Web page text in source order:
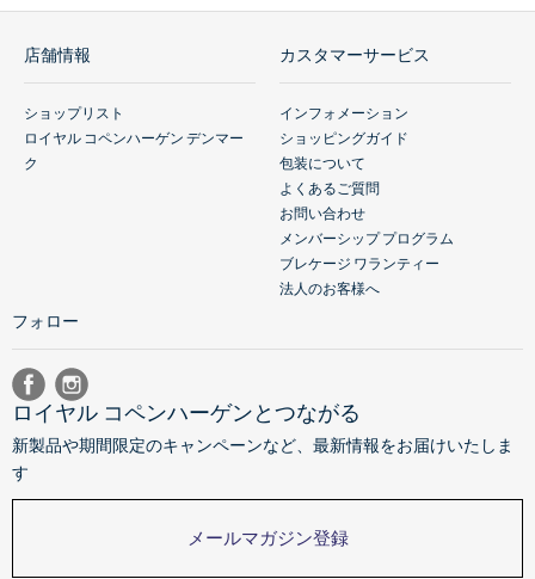
店舗情報
ショップリスト
ロイヤル コペンハーゲン デンマー
ク
カスタマーサービス
インフォメーション
ショッピングガイド
包装について
よくあるご質問
お問い合わせ
メンバーシップ プログラム
ブレケージ ワランティー
法人のお客様へ
フォロー
ロイヤル コペンハーゲンとつながる
新製品や期間限定のキャンペーンなど、最新情報をお届けいたしま
す
メールマガジン登録